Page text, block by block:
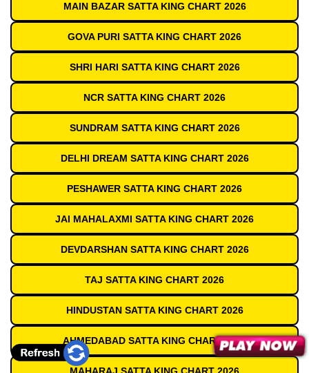
MAIN BAZAR SATTA KING CHART 2026
GOVA PURI SATTA KING CHART 2026
SHRI HARI SATTA KING CHART 2026
NCR SATTA KING CHART 2026
SUNDRAM SATTA KING CHART 2026
DELHI DREAM SATTA KING CHART 2026
PESHAWER SATTA KING CHART 2026
JAI MAHALAXMI SATTA KING CHART 2026
DEVDARSHAN SATTA KING CHART 2026
TAJ SATTA KING CHART 2026
HINDUSTAN SATTA KING CHART 2026
AHMEDABAD SATTA KING CHART 2026